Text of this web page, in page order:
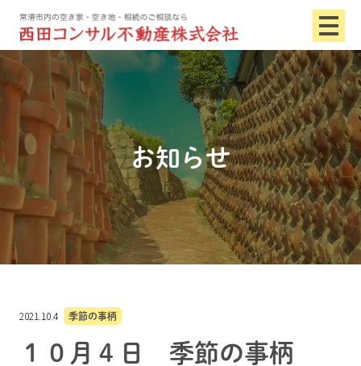
お知らせ
2021.10.4 季節の事柄
１０月４日 季節の事柄